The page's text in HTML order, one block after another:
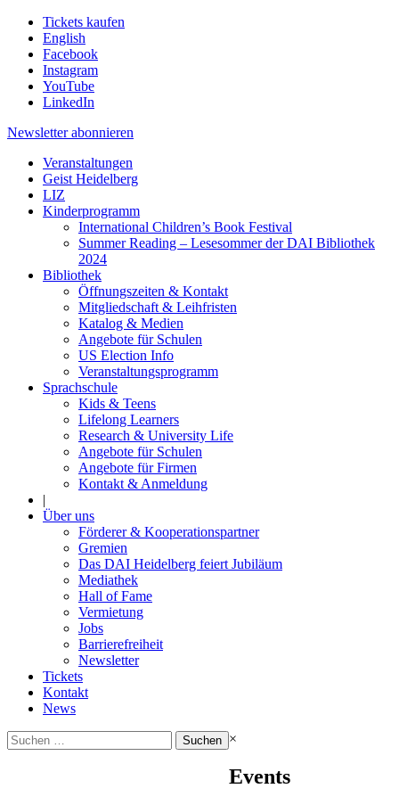
Tickets kaufen
English
Facebook
Instagram
YouTube
LinkedIn
Newsletter abonnieren
Veranstaltungen
Geist Heidelberg
LIZ
Kinderprogramm
International Children’s Book Festival
Summer Reading – Lesesommer der DAI Bibliothek
2024
Bibliothek
Öffnungszeiten & Kontakt
Mitgliedschaft & Leihfristen
Katalog & Medien
Angebote für Schulen
US Election Info
Veranstaltungsprogramm
Sprachschule
Kids & Teens
Lifelong Learners
Research & University Life
Angebote für Schulen
Angebote für Firmen
Kontakt & Anmeldung
|
Über uns
Förderer & Kooperationspartner
Gremien
Das DAI Heidelberg feiert Jubiläum
Mediathek
Hall of Fame
Vermietung
Jobs
Barrierefreiheit
Newsletter
Tickets
Kontakt
News
Suchen
nach:
×
Events